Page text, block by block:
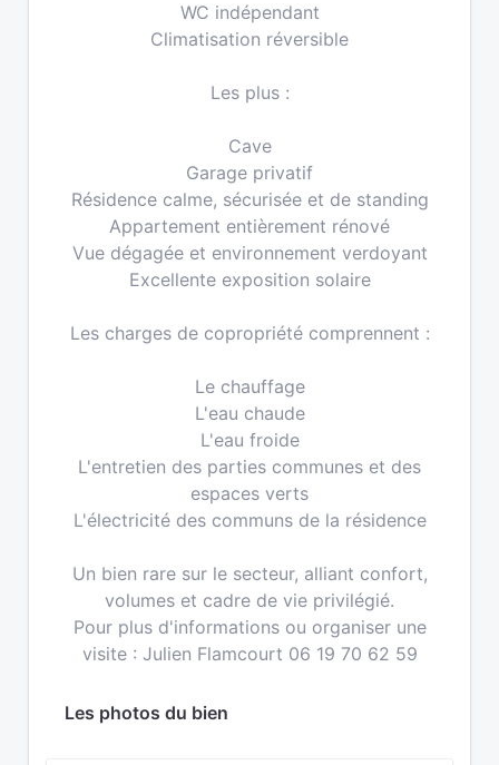
WC indépendant
Climatisation réversible
Les plus :
Cave
Garage privatif
Résidence calme, sécurisée et de standing
Appartement entièrement rénové
Vue dégagée et environnement verdoyant
Excellente exposition solaire
Les charges de copropriété comprennent :
Le chauffage
L'eau chaude
L'eau froide
L'entretien des parties communes et des
espaces verts
L'électricité des communs de la résidence
Un bien rare sur le secteur, alliant confort,
volumes et cadre de vie privilégié.
Pour plus d'informations ou organiser une
visite : Julien Flamcourt 06 19 70 62 59
Les photos du bien